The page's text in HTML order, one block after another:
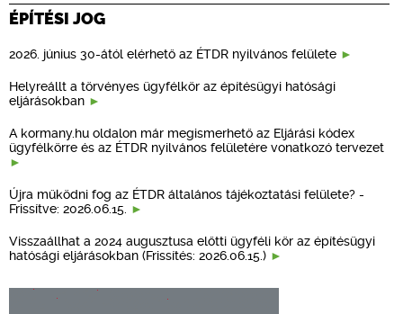
ÉPÍTÉSI JOG
2026. június 30-ától elérhető az ÉTDR nyilvános felülete
Helyreállt a törvényes ügyfélkör az építésügyi hatósági
eljárásokban
A kormany.hu oldalon már megismerhető az Eljárási kódex
ügyfélkörre és az ÉTDR nyilvános felületére vonatkozó tervezet
Újra működni fog az ÉTDR általános tájékoztatási felülete? -
Frissítve: 2026.06.15.
Visszaállhat a 2024 augusztusa előtti ügyféli kör az építésügyi
hatósági eljárásokban (Frissítés: 2026.06.15.)